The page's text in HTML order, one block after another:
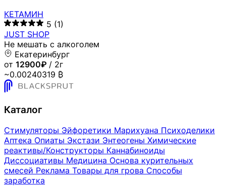
КЕТАМИН
5 (1)
JUST SHOP
Не мешать с алкоголем
Екатеринбург
от 12900₽ / 2г
~0.00240319 ₿
Каталог
Стимуляторы Эйфоретики Марихуана Психоделики
Аптека Опиаты Экстази Энтеогены Химические
реактивы/Конструкторы Каннабиноиды
Диссоциативы Медицина Основа курительных
смесей Реклама Товары для грова Способы
заработка